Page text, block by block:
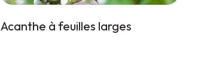
Acanthe à feuilles larges